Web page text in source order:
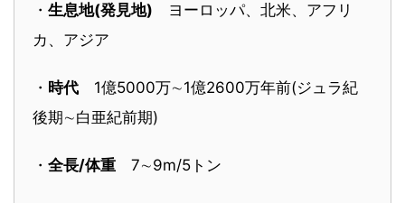
・ 生息地(発見地) ヨーロッパ、北米、アフリ
カ、アジア
・ 時代 1億5000万∼1億2600万年前(ジュラ紀
後期∼白亜紀前期)
・ 全長/体重 7∼9m/5トン